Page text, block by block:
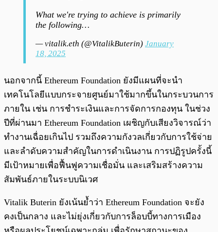
What we're trying to achieve is primarily
the following…
— vitalik.eth (@VitalikButerin) January
18, 2025
นอกจากนี้ Ethereum Foundation ยังมีแผนที่จะนำ
เทคโนโลยีแบบกระจายศูนย์มาใช้มากขึ้นในกระบวนการ
ภายใน เช่น การชำระเงินและการจัดการกองทุน ในช่วง
ปีที่ผ่านมา Ethereum Foundation เผชิญกับเสียงวิจารณ์ว่า
ทำงานเฉื่อยเกินไป รวมถึงความกังวลเกี่ยวกับการใช้จ่าย
และลำดับความสำคัญในการดำเนินงาน การปฏิรูปครั้งนี้
มีเป้าหมายเพื่อฟื้นฟูความเชื่อมั่น และเสริมสร้างความ
สัมพันธ์ภายในระบบนิเวศ
Vitalik Buterin ยังเน้นย้ำว่า Ethereum Foundation จะยัง
คงเป็นกลาง และไม่ยุ่งเกี่ยวกับการล็อบบี้ทางการเมือง